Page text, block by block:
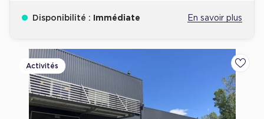
Disponibilité : Immédiate En savoir plus
Activités